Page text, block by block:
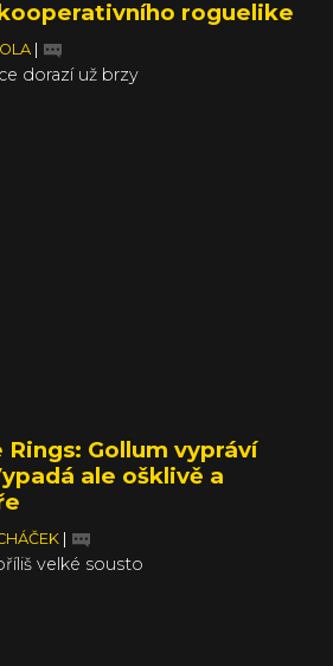
roguelike
dorazí už brzy
Gollum vypráví
ale ošklivě a
velké sousto